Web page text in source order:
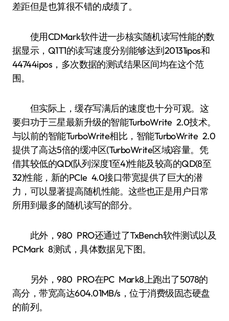
差距但是也算很不错的成绩了。
使用CDMark软件进一步核实随机读写性能的数
据显示，Q1T1的读写速度分别能够达到20131ipos和
44744ipos，多次数据的测试结果区间均在这个范
围。
但实际上，缓存写满后的速度也十分可观。这
要归功于三星最新升级的智能TurboWrite 2.0技术。
与以前的智能TurboWrite相比，智能TurboWrite 2.0
提供了高达5倍的缓冲区(TurboWrite区域)容量。凭
借其较低的QD(队列深度1至4)性能及较高的QD(8至
32)性能，新的PCIe 4.0接口带宽提供了巨大的潜
力，可以显著提高随机性能。这些也正是用户日常
所用到最多的随机读写的部分。
此外，980 PRO还通过了TxBench软件测试以及
PCMark 8测试，具体数据见下图。
另外，980 PRO在PC Mark8上跑出了5078的
高分，带宽高达604.01MB/s，位于消费级固态硬盘
的前列。